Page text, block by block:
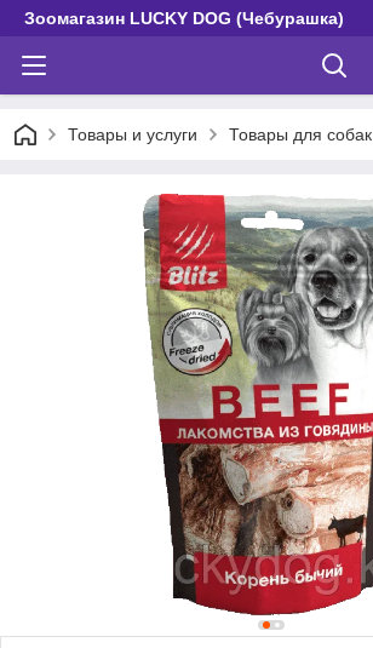
Зоомагазин LUCKY DOG (Чебурашка)
Товары и услуги Товары для собак